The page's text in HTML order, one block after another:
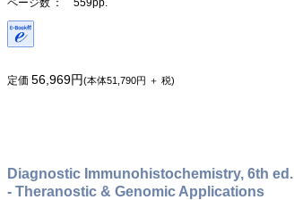
定価 56,969円(本体51,790円 ＋ 税)
Diagnostic Immunohistochemistry, 6th ed.
- Theranostic & Genomic Applications